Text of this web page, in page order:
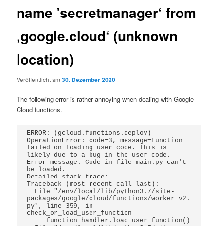
name ’secretmanager‘ from
‚google.cloud‘ (unknown
location)
Veröffentlicht am30. Dezember 2020
The following error is rather annoying when dealing with Google
Cloud functions.
ERROR: (gcloud.functions.deploy)
OperationError: code=3, message=Function
failed on loading user code. This is
likely due to a bug in the user code.
Error message: Code in file main.py can't
be loaded.
Detailed stack trace:
Traceback (most recent call last):
packages/google/cloud/functions/worker_v2.
py", line 359, in
check_or_load_user_function